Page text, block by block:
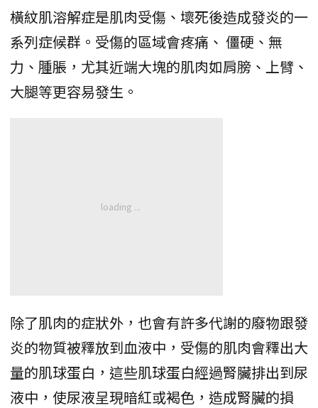
橫紋肌溶解症是肌肉受傷、壞死後造成發炎的一
系列症候群。受傷的區域會疼痛、 僵硬、無
力、腫脹，尤其近端大塊的肌肉如肩膀、上臂、
大腿等更容易發生。
除了肌肉的症狀外，也會有許多代謝的廢物跟發
炎的物質被釋放到血液中，受傷的肌肉會釋出大
量的肌球蛋白，這些肌球蛋白經過腎臟排出到尿
液中，使尿液呈現暗紅或褐色，造成腎臟的損